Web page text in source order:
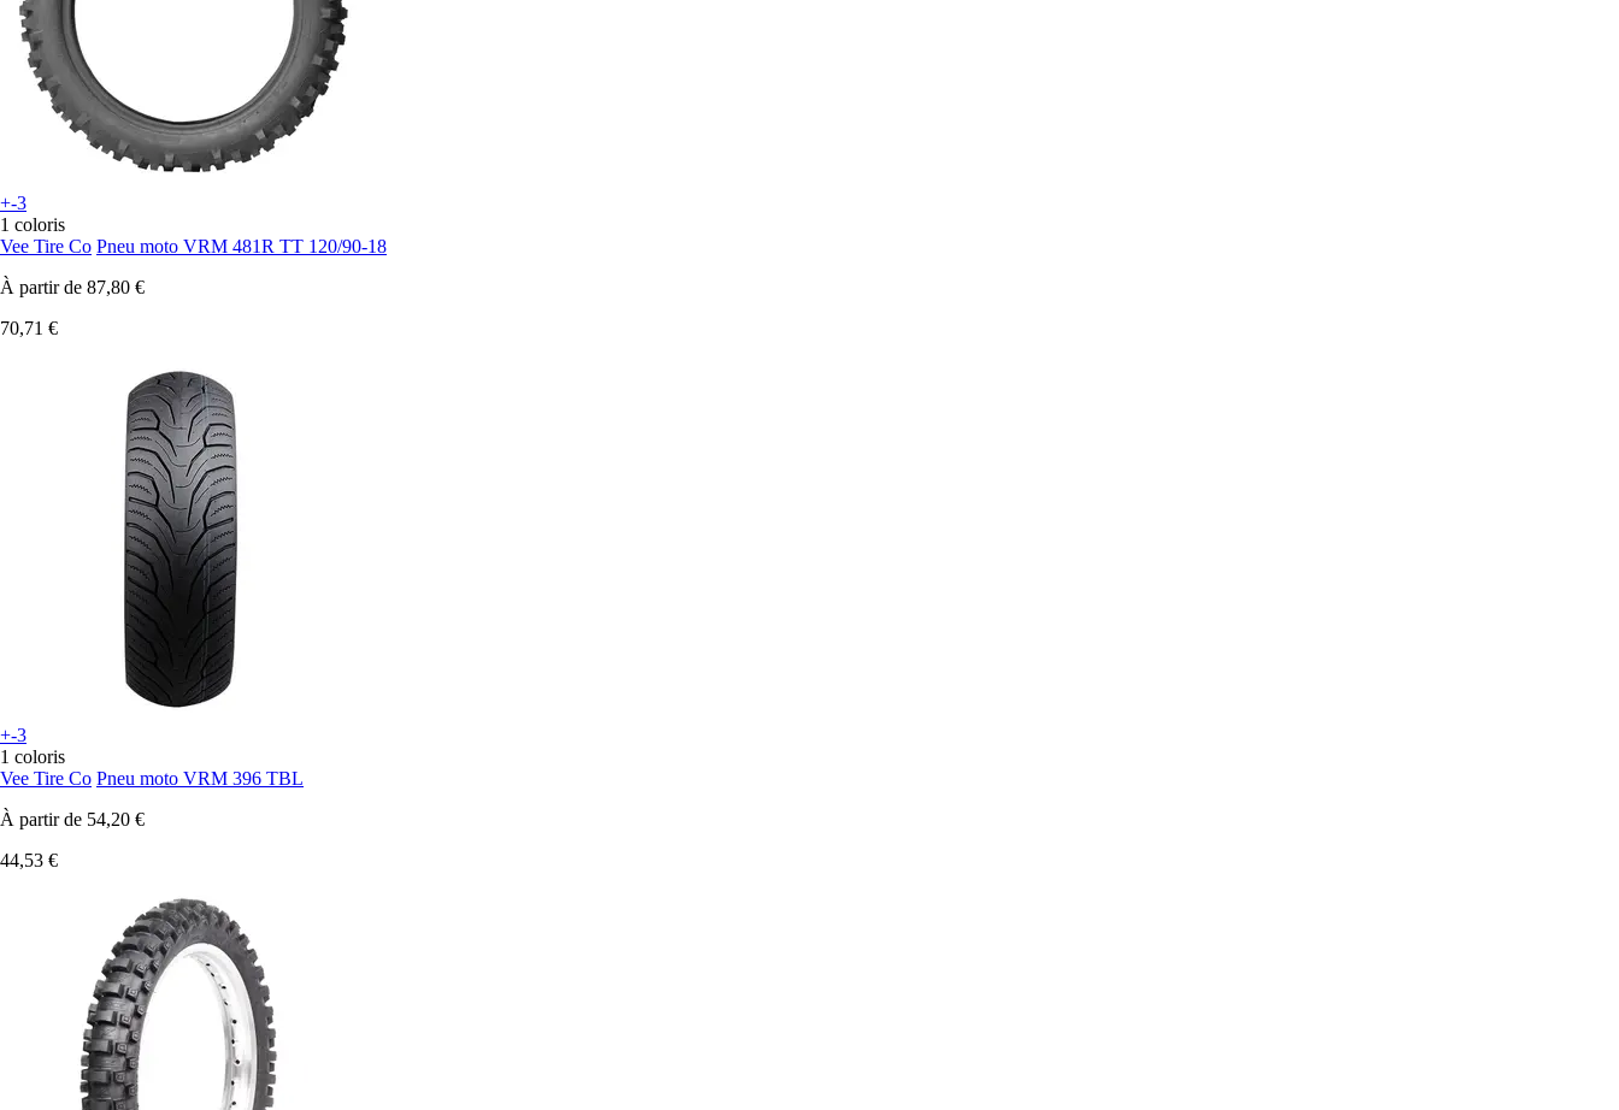
+-3
1 coloris
Vee Tire Co Pneu moto VRM 481R TT 120/90-18
À partir de 87,80 €
70,71 €
+-3
1 coloris
Vee Tire Co Pneu moto VRM 396 TBL
À partir de 54,20 €
44,53 €